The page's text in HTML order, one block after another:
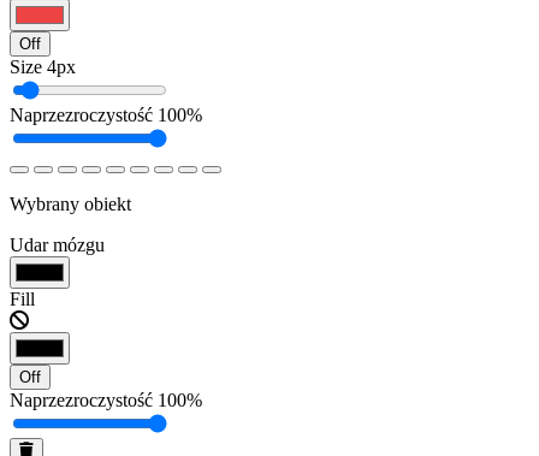
Off
Size 4px
Naprzezroczystość 100%
Wybrany obiekt
Udar mózgu
Fill
Off
Naprzezroczystość 100%